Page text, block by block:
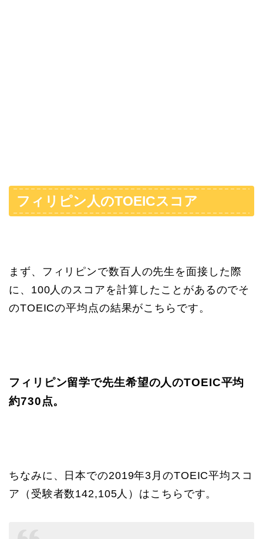
フィリピン人のTOEICスコア
まず、フィリピンで数百人の先生を面接した際
に、100人のスコアを計算したことがあるのでそ
のTOEICの平均点の結果がこちらです。
フィリピン留学で先生希望の人のTOEIC平均
約730点。
ちなみに、日本での2019年3月のTOEIC平均スコ
ア（受験者数142,105人）はこちらです。